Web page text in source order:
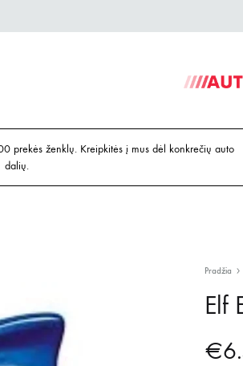
geriausiomis
ženklų. Kreipkitės į mus dėl konkrečių auto
dalių.
Pradžia
Elf
€